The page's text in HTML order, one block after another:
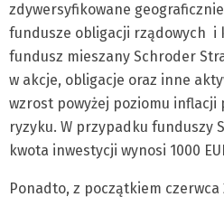
zdywersyfikowane
fundusze obligacji rządowych i
fundusz mieszany Schroder
w akcje, obligacje oraz inne
wzrost powyżej poziomu inflacji
ryzyku. W przypadku funduszy
kwota inwestycji wynosi 1000
Ponadto, z początkiem